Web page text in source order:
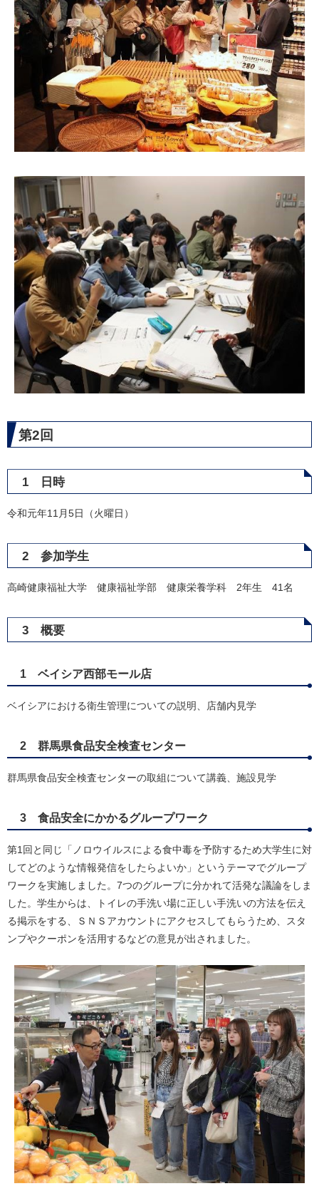
第2回
1 日時
令和元年11月5日（火曜日）
2 参加学生
高崎健康福祉大学 健康福祉学部 健康栄養学科 2年生 41名
3 概要
1 ベイシア西部モール店
ベイシアにおける衛生管理についての説明、店舗内見学
2 群馬県食品安全検査センター
群馬県食品安全検査センターの取組について講義、施設見学
3 食品安全にかかるグループワーク
第1回と同じ「ノロウイルスによる食中毒を予防するため大学生に対
してどのような情報発信をしたらよいか」というテーマでグループ
ワークを実施しました。7つのグループに分かれて活発な議論をしま
した。学生からは、トイレの手洗い場に正しい手洗いの方法を伝え
る掲示をする、ＳＮＳアカウントにアクセスしてもらうため、スタ
ンプやクーポンを活用するなどの意見が出されました。